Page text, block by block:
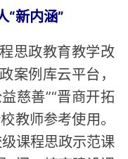
“新内涵”
思政教育教学改
案例库云平台，
慈善”“晋商开拓
教师参考使用。
课程思政示范课